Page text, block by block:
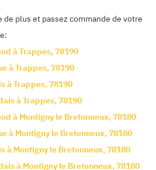
de plus et passez commande de votre
àTrappes,78190
àTrappes,78190
àTrappes,78190
àTrappes,78190
à Montigny le Bretonneux,78180
à Montigny le Bretonneux,78180
à Montigny le Bretonneux,78180
à Montigny le Bretonneux,78180